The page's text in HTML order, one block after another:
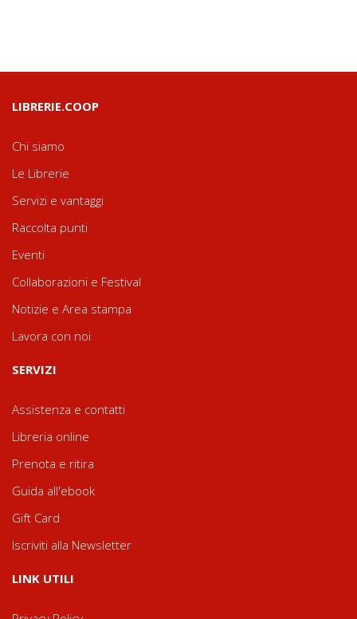
LIBRERIE.COOP
Chi siamo
Le Librerie
Servizi e vantaggi
Raccolta punti
Eventi
Collaborazioni e Festival
Notizie e Area stampa
Lavora con noi
SERVIZI
Assistenza e contatti
Libreria online
Prenota e ritira
Guida all'ebook
Gift Card
Iscriviti alla Newsletter
LINK UTILI